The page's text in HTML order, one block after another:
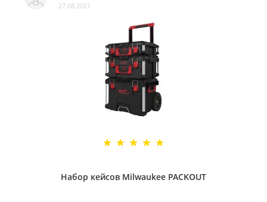
27.08.2021
Набор кейсов Milwaukee PACKOUT